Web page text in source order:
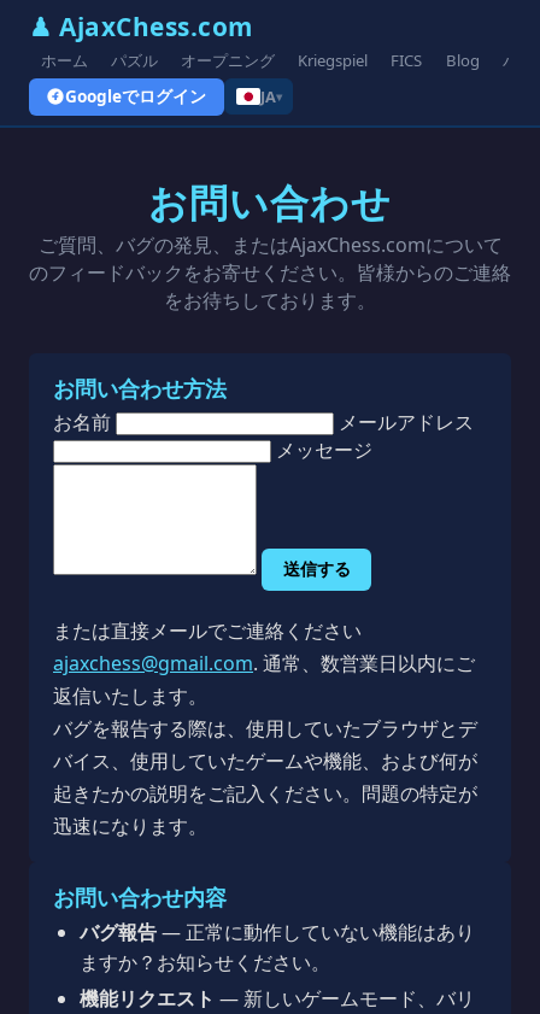
♟ AjaxChess.com
ホーム パズル オープニング Kriegspiel FICS Blog バリ
Googleでログイン JA▾
お問い合わせ
ご質問、バグの発見、またはAjaxChess.comについて
のフィードバックをお寄せください。皆様からのご連絡
をお待ちしております。
お問い合わせ方法
お名前
メールアドレス
メッセージ
送信する
または直接メールでご連絡ください
ajaxchess@gmail.com. 通常、数営業日以内にご
返信いたします。
バグを報告する際は、使用していたブラウザとデ
バイス、使用していたゲームや機能、および何が
起きたかの説明をご記入ください。問題の特定が
迅速になります。
お問い合わせ内容
バグ報告— 正常に動作していない機能はあり
ますか？お知らせください。
機能リクエスト — 新しいゲームモード、バリ